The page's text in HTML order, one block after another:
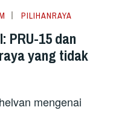
PILIHANRAYA
PRU-15 dan
yang tidak
mengenai